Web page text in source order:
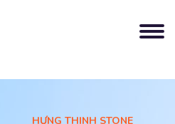
HƯNG THỊNH STONE